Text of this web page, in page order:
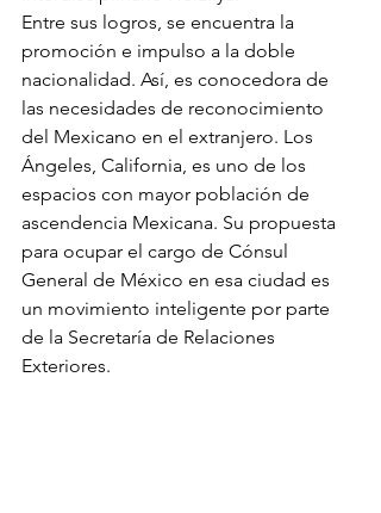
Entre sus logros, se encuentra la
promoción e impulso a la doble
nacionalidad. Así, es conocedora de
las necesidades de reconocimiento
del Mexicano en el extranjero. Los
Ángeles, California, es uno de los
espacios con mayor población de
ascendencia Mexicana. Su propuesta
para ocupar el cargo de Cónsul
General de México en esa ciudad es
un movimiento inteligente por parte
de la Secretaría de Relaciones
Exteriores.